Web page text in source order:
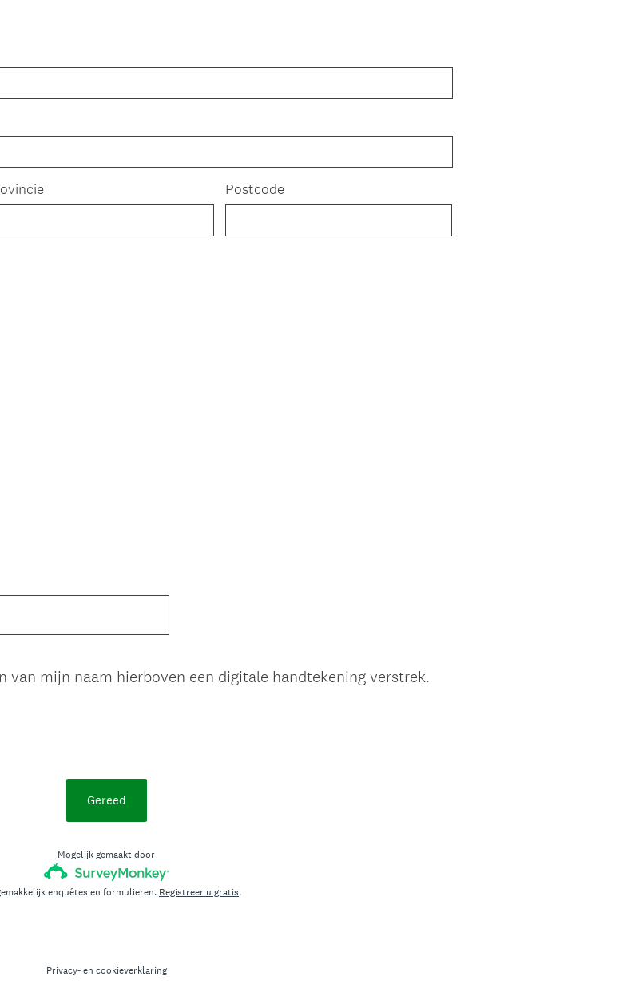
Postcode
van mijn naam hierboven een digitale handtekening verstrek.
Gereed
Mogelijk gemaakt door
enquêtes en formulieren. Registreer u gratis.
Privacy-en cookieverklaring